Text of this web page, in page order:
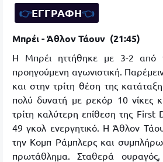
👉ΕΓΓΡΑΦΗ👈
Μπρέι - Άθλον Τάουν (21:45)
Η Μπρέι ηττήθηκε με 3-2 από
προηγούμενη αγωνιστική.
και στην τρίτη θέση της
πολύ δυνατή με ρεκόρ 10 νίκες
τρίτη καλύτερη επίθεση της First
49 γκολ ενεργητικό. Η Άθλον
την Κομπ Ράμπλερς και
πρωτάθλημα. Σταθερά